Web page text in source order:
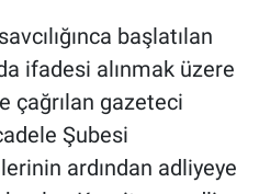
başlatılan
ifadesi alınmak üzere
çağrılan gazeteci
Şubesi
ardından adliyeye